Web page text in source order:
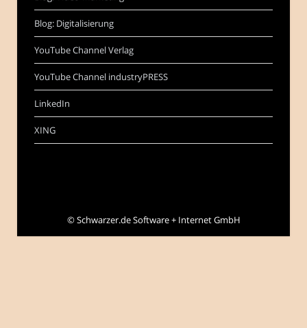
Blog: Digitalisierung
YouTube Channel Verlag
YouTube Channel industryPRESS
LinkedIn
XING
©Schwarzer.de Software + Internet GmbH